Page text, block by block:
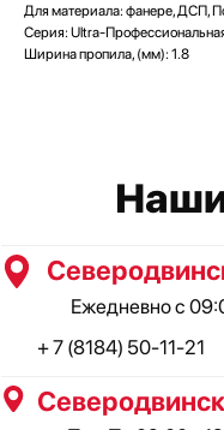
Для материала: фанере, ДСП,
Серия: Ultra-
Ширина пропила, (мм): 1.8
Архангельск,
Пн - Пт 09:00 - 19:00
+ 7 (911) 562-83-03